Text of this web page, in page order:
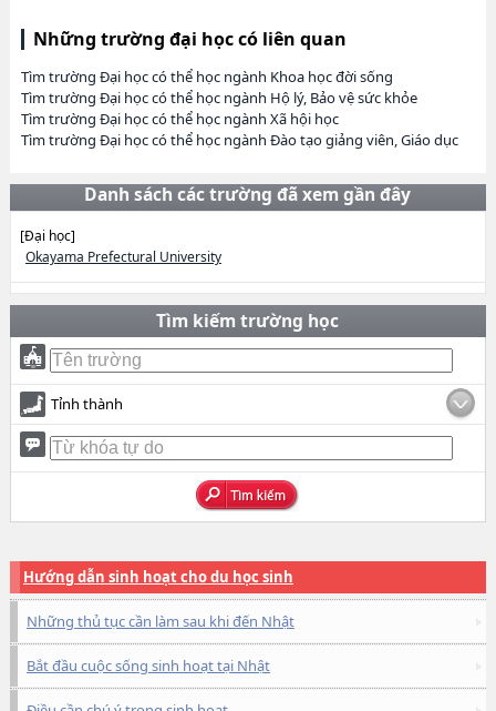
Những trường đại học có liên quan
Tìm trường Đại học có thể học ngành Khoa học đời sống
Tìm trường Đại học có thể học ngành Hộ lý, Bảo vệ sức khỏe
Tìm trường Đại học có thể học ngành Xã hội học
Tìm trường Đại học có thể học ngành Đào tạo giảng viên, Giáo dục
Danh sách các trường đã xem gần đây
[Đại học]
Okayama Prefectural University
Tìm kiếm trường học
Tỉnh thành
Hướng dẫn sinh hoạt cho du học sinh
Những thủ tục cần làm sau khi đến Nhật
Bắt đầu cuộc sống sinh hoạt tại Nhật